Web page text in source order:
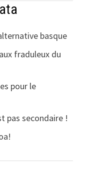
basque
fraduleux du
pour le
pas secondaire !